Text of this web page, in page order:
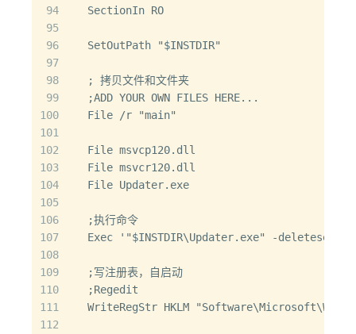
94
95
96
97
98
99
100
101
102
103
104
105
106
107
108
109
110
111
112
  SectionIn RO
  SetOutPath "$INSTDIR"
  ; 拷贝文件和文件夹
  ;ADD YOUR OWN FILES HERE...
  File /r "main"
  File msvcp120.dll
  File msvcr120.dll
  File Updater.exe
  ;执行命令
Exec '"$INSTDIR\Updater.exe" -
  ;写注册表，自启动
  ;Regedit
WriteRegStr HKLM